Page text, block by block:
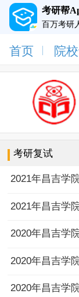
考研帮
百万考研
首页 院
考研复试
2021年昌吉学
2021年昌吉学